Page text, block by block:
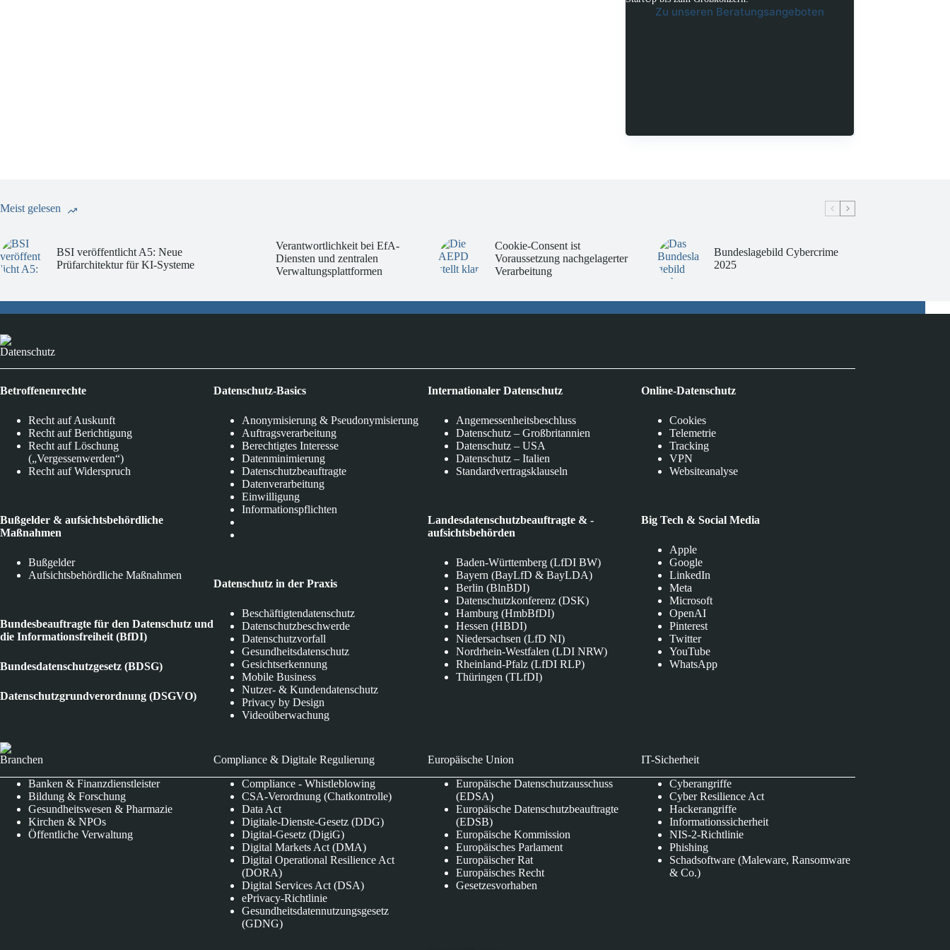
Zu unseren Beratungsangeboten
Meist gelesen
BSI veröffentlicht A5: Neue
Prüfarchitektur für KI-Systeme
Verantwortlichkeit bei EfA-
Diensten und zentralen
Verwaltungsplattformen
Cookie-Consent ist
Voraussetzung nachgelagerter
Verarbeitung
Bundeslagebild Cybercrime
2025
Datenschutz
Betroffenenrechte
Recht auf Auskunft
Recht auf Berichtigung
Recht auf Löschung
(„Vergessenwerden“)
Recht auf Widerspruch
Bußgelder & aufsichtsbehördliche
Maßnahmen
Bußgelder
Aufsichtsbehördliche Maßnahmen
Bundesbeauftragte für den Datenschutz und
die Informationsfreiheit (BfDI)
Bundesdatenschutzgesetz (BDSG)
Datenschutzgrundverordnung (DSGVO)
Datenschutz-Basics
Anonymisierung & Pseudonymisierung
Auftragsverarbeitung
Berechtigtes Interesse
Datenminimierung
Datenschutzbeauftragte
Datenverarbeitung
Einwilligung
Informationspflichten
Datenschutz in der Praxis
Beschäftigtendatenschutz
Datenschutzbeschwerde
Datenschutzvorfall
Gesundheitsdatenschutz
Gesichtserkennung
Mobile Business
Nutzer- & Kundendatenschutz
Privacy by Design
Videoüberwachung
Internationaler Datenschutz
Angemessenheitsbeschluss
Datenschutz – Großbritannien
Datenschutz – USA
Datenschutz – Italien
Standardvertragsklauseln
Landesdatenschutzbeauftragte & -
aufsichtsbehörden
Baden-Württemberg (LfDI BW)
Bayern (BayLfD & BayLDA)
Berlin (BlnBDI)
Datenschutzkonferenz (DSK)
Hamburg (HmbBfDI)
Hessen (HBDI)
Niedersachsen (LfD NI)
Nordrhein-Westfalen (LDI NRW)
Rheinland-Pfalz (LfDI RLP)
Thüringen (TLfDI)
Online-Datenschutz
Cookies
Telemetrie
Tracking
VPN
Websiteanalyse
Big Tech & Social Media
Apple
Google
LinkedIn
Meta
Microsoft
OpenAI
Pinterest
Twitter
YouTube
WhatsApp
Branchen
Banken & Finanzdienstleister
Bildung & Forschung
Gesundheitswesen & Pharmazie
Kirchen & NPOs
Öffentliche Verwaltung
Compliance & Digitale Regulierung
Compliance - Whistleblowing
CSA-Verordnung (Chatkontrolle)
Data Act
Digitale-Dienste-Gesetz (DDG)
Digital-Gesetz (DigiG)
Digital Markets Act (DMA)
Digital Operational Resilience Act
(DORA)
Digital Services Act (DSA)
ePrivacy-Richtlinie
Gesundheitsdatennutzungsgesetz
(GDNG)
Europäische Union
Europäische Datenschutzausschuss
(EDSA)
Europäische Datenschutzbeauftragte
(EDSB)
Europäische Kommission
Europäisches Parlament
Europäischer Rat
Europäisches Recht
Gesetzesvorhaben
IT-Sicherheit
Cyberangriffe
Cyber Resilience Act
Hackerangriffe
Informationssicherheit
NIS-2-Richtlinie
Phishing
Schadsoftware (Maleware, Ransomware
& Co.)